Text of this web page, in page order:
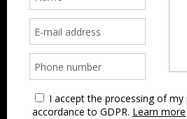
I accept the processing of my
accordance to GDPR. Learn more